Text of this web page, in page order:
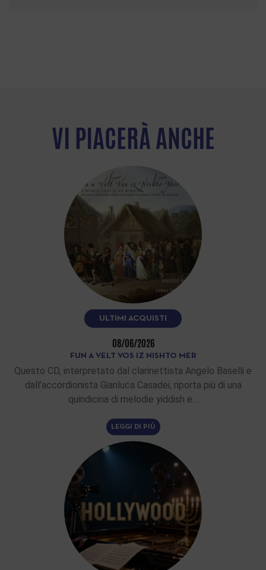
VI PIACERÀ ANCHE
ULTIMI ACQUISTI
08/06/2026
FUN A VELT VOS IZ NISHTO MER
Questo CD, interpretato dal clarinettista Angelo Baselli e
dall’accordionista Gianluca Casadei, riporta più di una
quindicina di melodie yiddish e…
LEGGI DI PIÙ